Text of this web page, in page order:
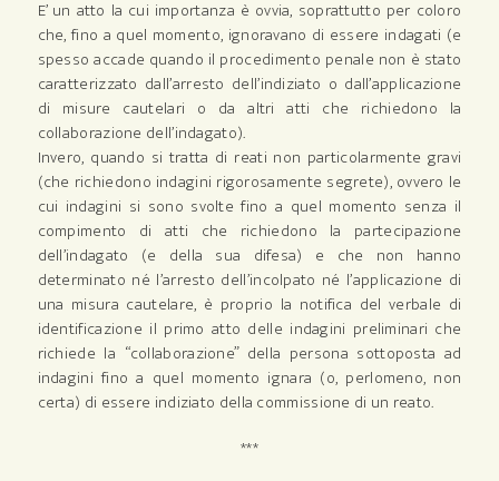
E’ un atto la cui importanza è ovvia, soprattutto per coloro
che, fino a quel momento, ignoravano di essere indagati (e
spesso accade quando il procedimento penale non è stato
caratterizzato dall’arresto dell’indiziato o dall’applicazione
di misure cautelari o da altri atti che richiedono la
collaborazione dell’indagato).
Invero, quando si tratta di reati non particolarmente gravi
(che richiedono indagini rigorosamente segrete), ovvero le
cui indagini si sono svolte fino a quel momento senza il
compimento di atti che richiedono la partecipazione
dell’indagato (e della sua difesa) e che non hanno
determinato né l’arresto dell’incolpato né l’applicazione di
una misura cautelare, è proprio la notifica del verbale di
identificazione il primo atto delle indagini preliminari che
richiede la “collaborazione” della persona sottoposta ad
indagini fino a quel momento ignara (o, perlomeno, non
certa) di essere indiziato della commissione di un reato.
***